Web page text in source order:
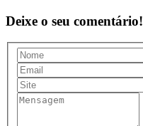
Deixe o seu comentário!